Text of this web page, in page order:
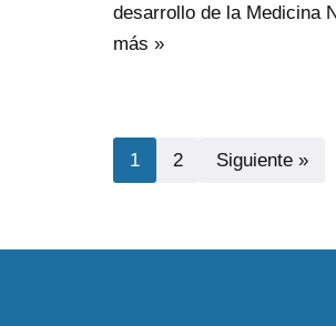
desarrollo de la Medicina
más »
1 2 Siguiente »